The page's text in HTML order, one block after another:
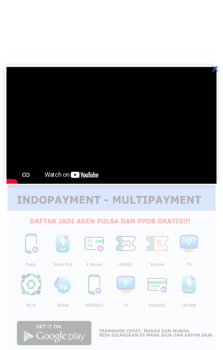
Previous Post
Please loginto join discussion
×